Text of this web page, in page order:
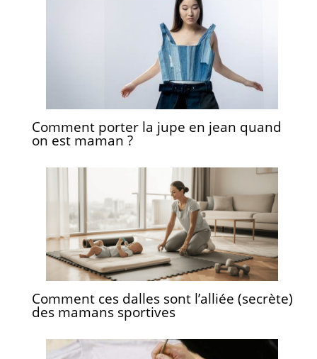
Comment porter la jupe en jean quand
on est maman ?
Comment ces dalles sont l’alliée (secrète)
des mamans sportives